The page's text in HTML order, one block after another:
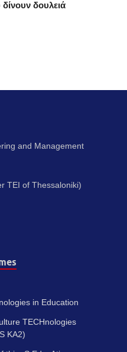
δουλειά
and Management
TEI of Thessaloniki)
in Education
TECHnologies
KA2)